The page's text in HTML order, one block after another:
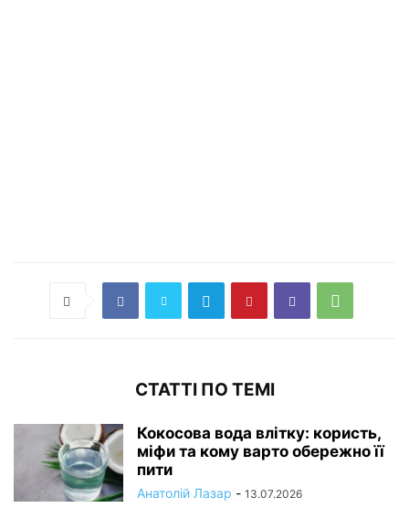
СТАТТІ ПО ТЕМІ
Кокосова вода влітку: користь,
міфи та кому варто обережно її
пити
Анатолій Лазар - 13.07.2026